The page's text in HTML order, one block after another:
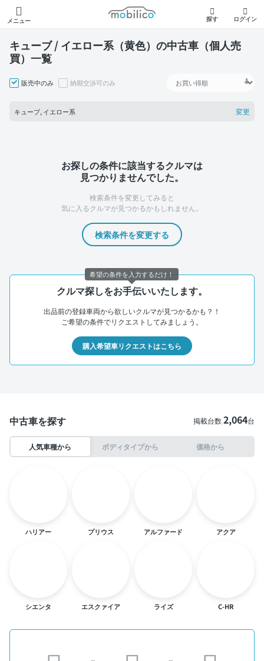
メニュー
モビリコ
探す ログイン
キューブ / イエロー系（黄色）の中古車（個人売
買）一覧
販売中のみ 納期交渉可のみ
キューブ, イエロー系 変更
お探しの条件に該当するクルマは
見つかりませんでした。
検索条件を変更してみると
気に入るクルマが見つかるかもしれません。
検索条件を変更する
クルマ探しをお手伝いいたします。
出品前の登録車両から欲しいクルマが見つかるかも？！
ご希望の条件でリクエストしてみましょう。
購入希望車リクエストはこちら
中古車を探す 掲載台数2,064台
人気車種から ボディタイプから 価格から
ハリアー プリウス アルファード アクア
シエンタ エスクァイア ライズ C-HR
希望の条件を入力するだけ！